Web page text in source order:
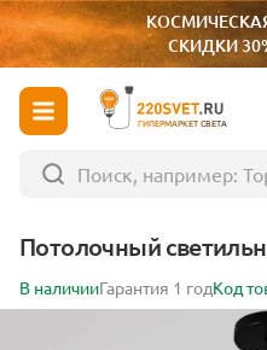
СКИДКИ
ГИПЕРМАРКЕТ СВЕТА
Потолочный
В наличииГарантия 1 годКод